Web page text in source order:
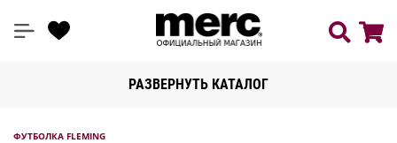
РАЗВЕРНУТЬ КАТАЛОГ
ФУТБОЛКА FLEMING